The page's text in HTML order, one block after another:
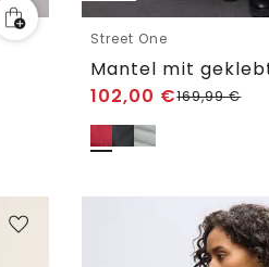
Street One
Mantel mit
102,00 €169,99€